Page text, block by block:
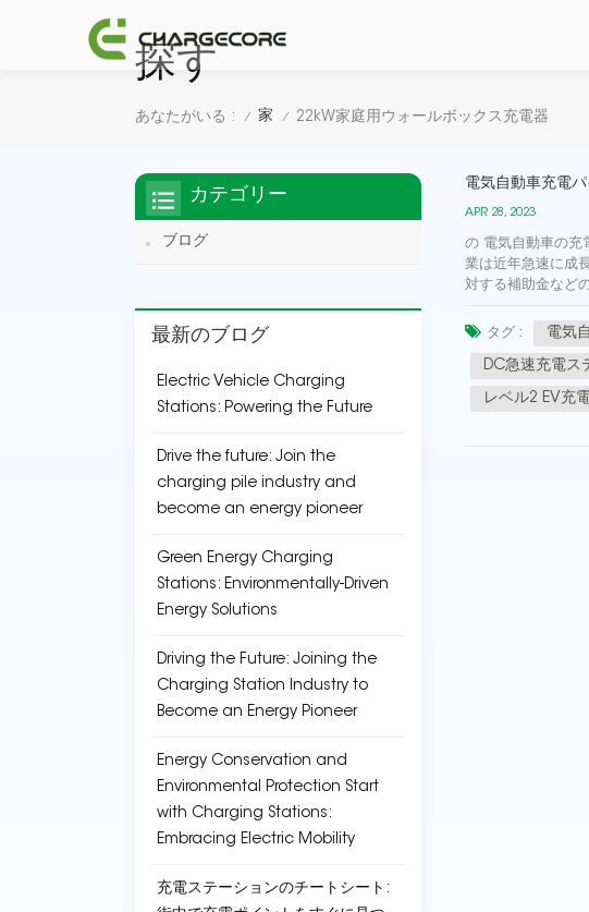
探す
あなたがいる : / 家 / 22kW家庭用ウォールボックス充電器
電気自動車充電
APR 28, 2023
の 電気自動車の充
業は近年急速に成
対する補助金など
タグ : 電気
DC急速充電ス
レベル2 EV充
カテゴリー
ブログ
最新のブログ
Electric Vehicle Charging
Stations: Powering the Future
Drive the future: Join the
charging pile industry and
become an energy pioneer
Green Energy Charging
Stations: Environmentally-Driven
Energy Solutions
Driving the Future: Joining the
Charging Station Industry to
Become an Energy Pioneer
Energy Conservation and
Environmental Protection Start
with Charging Stations:
Embracing Electric Mobility
充電ステーションのチートシート: